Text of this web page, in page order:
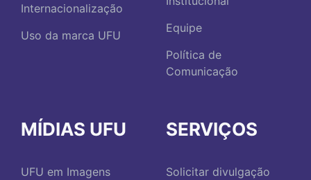
Internacionalização
Uso da marca UFU
Equipe
Política de
Comunicação
MÍDIAS UFU
UFU em Imagens
SERVIÇOS
Solicitar divulgação